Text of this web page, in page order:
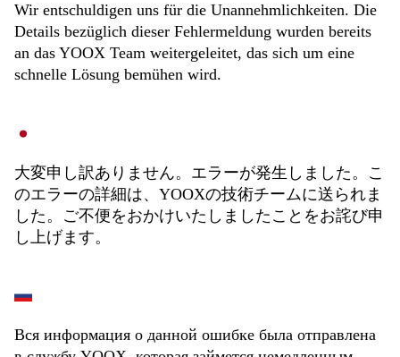
Wir entschuldigen uns für die Unannehmlichkeiten. Die
Details bezüglich dieser Fehlermeldung wurden bereits
an das YOOX Team weitergeleitet, das sich um eine
schnelle Lösung bemühen wird.
大変申し訳ありません。エラーが発生しました。こ
のエラーの詳細は、YOOXの技術チームに送られま
した。ご不便をおかけいたしましたことをお詫び申
し上げます。
Вся информация о данной ошибке была отправлена